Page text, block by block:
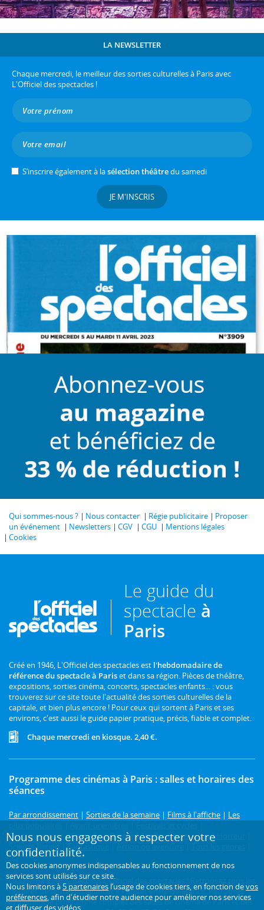
LA NEWSLETTER
Chaque mercredi, le meilleur des sorties culturelles à Paris avec
L'Officiel des spectacles !
S’inscrire également à lasélection théâtredu samedi
JE M'INSCRIS
Qui sommes-nous ? Nous contacter Régie publicitaire
Proposer
un événement
Newsletters CGV CGU
Mentions légales
Cookies
Le guide du
spectacle à
Paris
Créé en 1946, L'Officiel des spectacles est l'hebdomadaire de
référence du spectacle à Pariset dans sa région. Pièces de théâtre,
expositions, sorties cinéma, concerts, spectacles enfants... : vous
trouverez sur ce site toute l'actualité des sorties culturelles de la
capitale, et bien plus encore ! Pour ceux qui sortent à Paris et ses
environs, c'est aussi le guide papier pratique, précis, fiable et complet.
Chaque mercredi en kiosque. 2,40 €.
Programme des cinémas à Paris : salles et horaires des
séances
Par arrondissement | Sorties de la semaine | Films à l'affiche | Les
Prochainement |Comédie|Drame |Thriller|Animation|
Science-fiction
|Fantastique Action ou aventure
3D
Le cinéma à Paris, c'est sur L'Officiel des spectacles ! Retrouvez tous les
horaires de toutes les séances à Paris et en Île-de-France. Retrouvez
également le programme complet des salles de cinéma de Paris et des
Nous nous engageons à respecter votre
confidentialité.
Des cookies anonymes indispensables au fonctionnement de nos
services sont utilisés sur ce site.
Nous limitons à 5 partenaires l’usage de cookies tiers, en fonction devos
préférences, afin d'étudier notre audience pour améliorer nos services
et diffuser des vidéos.